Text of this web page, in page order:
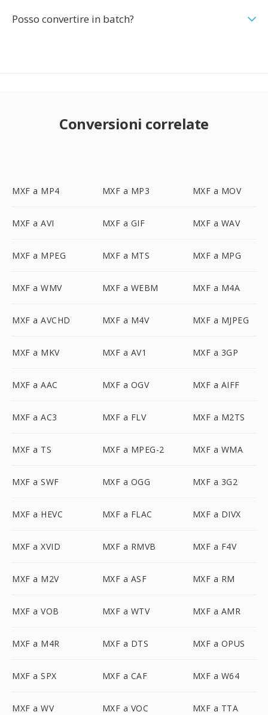
Posso convertire in batch?
Conversioni correlate
MXF a MP4 MXF a MP3 MXF a MOV
MXF a AVI MXF a GIF MXF a WAV
MXF a MPEG MXF a MTS MXF a MPG
MXF a WMV MXF a WEBM MXF a M4A
MXF a AVCHD MXF a M4V MXF a MJPEG
MXF a MKV MXF a AV1 MXF a 3GP
MXF a AAC MXF a OGV MXF a AIFF
MXF a AC3 MXF a FLV MXF a M2TS
MXF a TS MXF a MPEG-2 MXF a WMA
MXF a SWF MXF a OGG MXF a 3G2
MXF a HEVC MXF a FLAC MXF a DIVX
MXF a XVID MXF a RMVB MXF a F4V
MXF a M2V MXF a ASF MXF a RM
MXF a VOB MXF a WTV MXF a AMR
MXF a M4R MXF a DTS MXF a OPUS
MXF a SPX MXF a CAF MXF a W64
MXF a WV MXF a VOC MXF a TTA